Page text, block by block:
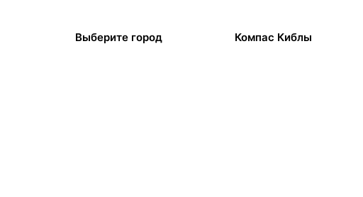
Выберите город Компас Киблы